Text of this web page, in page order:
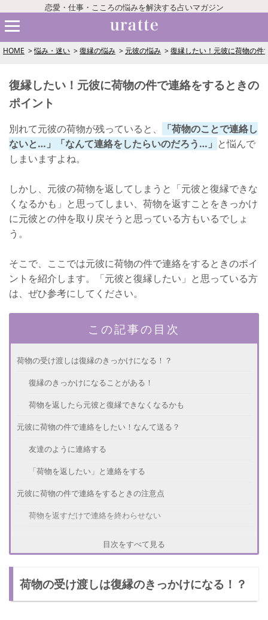
恋愛・仕事・こころの悩みを解決する占いマガジン
HOME 悩み・迷い 復縁の悩み 元彼の悩み 復縁したい！元彼に荷物の件
復縁したい！元彼に荷物の件で連絡をするときの
ポイント
別れて元彼の荷物が残っていると、
「荷物のことで連絡し
ないと…」「なんて連絡をしたらいのだろう…」 と悩んで
しまいますよね。
しかし、元彼の荷物を返してしまうと「元彼と復縁できな
くなるかも」と思ってしまい、荷物を返すことをきっかけ
に元彼との仲を取り戻そうと思っている方もいるでしょ
う。
そこで、ここでは元彼に荷物の件で連絡をするときのポイ
ントを紹介します。「元彼と復縁したい」と思っている方
は、ぜひ参考にしてください。
この記事の目次
荷物の受け渡しは復縁のきっかけになる！？
復縁のきっかけになることがある！
荷物を返したら元彼と復縁できなくなるかも
元彼に荷物の件で連絡をしたい！なんて送る？
友達のように連絡する
「荷物を返したい」と連絡をする
元彼に荷物の件で連絡をするときの注意点
荷物を返すだけで連絡を終わらせない
荷物を受け取る・渡すときのポイント
ポイント① まずはお礼を言う
目次をすべて見る
荷物の受け渡しは復縁のきっかけになる！？